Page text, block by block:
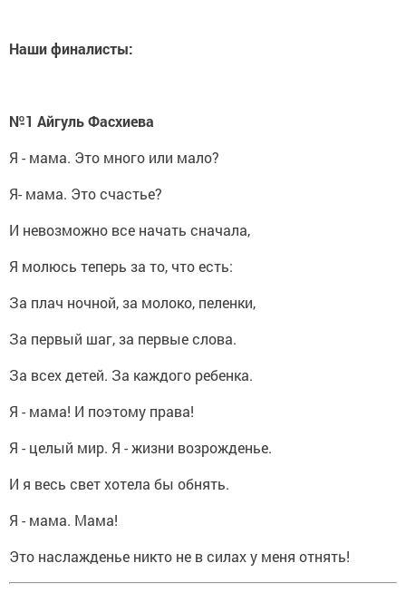
Наши финалисты:
№1 Айгуль Фасхиева
Я - мама. Это много или мало?
Я- мама. Это счастье?
И невозможно все начать сначала,
Я молюсь теперь за то, что есть:
За плач ночной, за молоко, пеленки,
За первый шаг, за первые слова.
За всех детей. За каждого ребенка.
Я - мама! И поэтому права!
Я - целый мир. Я - жизни возрожденье.
И я весь свет хотела бы обнять.
Я - мама. Мама!
Это наслажденье никто не в силах у меня отнять!